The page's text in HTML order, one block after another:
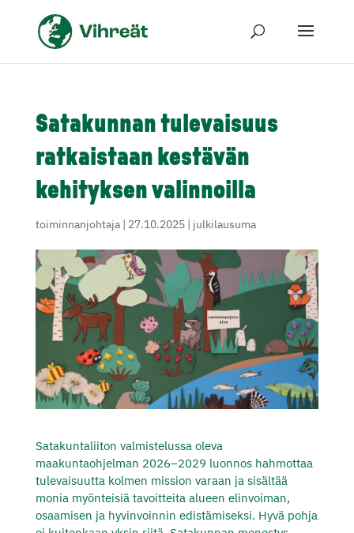
Satakunnan tulevaisuus
ratkaistaan kestävän
kehityksen valinnoilla
toiminnanjohtaja| 27.10.2025| julkilausuma
Satakuntaliiton valmistelussa oleva
maakuntaohjelman 2026–2029 luonnos hahmottaa
tulevaisuutta kolmen mission varaan ja sisältää
monia myönteisiä tavoitteita alueen elinvoiman,
osaamisen ja hyvinvoinnin edistämiseksi. Hyvä pohja